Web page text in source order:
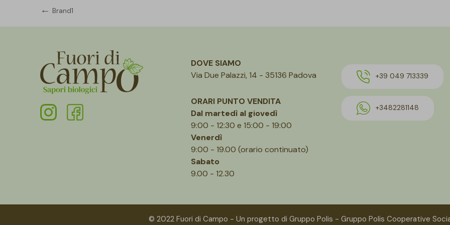
Navigazione
articoli
Previous
Brand1
DOVE SIAMO
Via Due Palazzi, 14 - 35136 Padova
ORARI PUNTO VENDITA
Dal martedì al giovedì
9:00 - 12:30 e 15:00 - 19:00
Venerdì
9:00 - 19.00 (orario continuato)
Sabato
9.00 - 12.30
+39 049 713339
+3482281148
© 2022 Fuori di Campo - Un progetto di Gruppo Polis - Gruppo Polis Cooperative